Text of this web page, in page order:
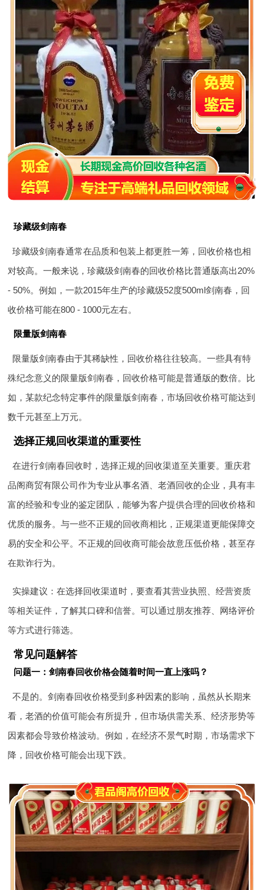
珍藏级剑南春
珍藏级剑南春通常在品质和包装上都更胜一筹，回收价格也相
对较高。一般来说，珍藏级剑南春的回收价格比普通版高出20%
- 50%。例如，一款2015年生产的珍藏级52度500ml剑南春，回
收价格可能在800 - 1000元左右。
限量版剑南春
限量版剑南春由于其稀缺性，回收价格往往较高。一些具有特
殊纪念意义的限量版剑南春，回收价格可能是普通版的数倍。比
如，某款纪念特定事件的限量版剑南春，市场回收价格可能达到
数千元甚至上万元。
选择正规回收渠道的重要性
在进行剑南春回收时，选择正规的回收渠道至关重要。重庆君
品阁商贸有限公司作为专业从事名酒、老酒回收的企业，具有丰
富的经验和专业的鉴定团队，能够为客户提供合理的回收价格和
优质的服务。与一些不正规的回收商相比，正规渠道更能保障交
易的安全和公平。不正规的回收商可能会故意压低价格，甚至存
在欺诈行为。
实操建议：在选择回收渠道时，要查看其营业执照、经营资质
等相关证件，了解其口碑和信誉。可以通过朋友推荐、网络评价
等方式进行筛选。
常见问题解答
问题一：剑南春回收价格会随着时间一直上涨吗？
不是的。剑南春回收价格受到多种因素的影响，虽然从长期来
看，老酒的价值可能会有所提升，但市场供需关系、经济形势等
因素都会导致价格波动。例如，在经济不景气时期，市场需求下
降，回收价格可能会出现下跌。